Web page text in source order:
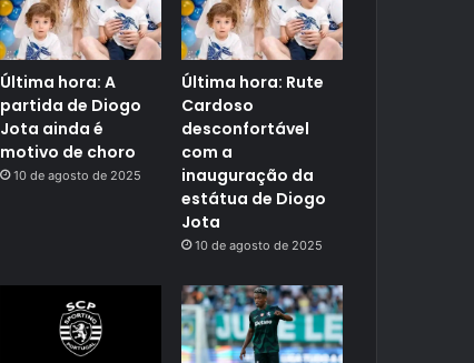
Última hora: A
partida de Diogo
Jota ainda é
motivo de choro
10 de agosto de 2025
Última hora: Rute
Cardoso
desconfortável
com a
inauguração da
estátua de Diogo
Jota
10 de agosto de 2025